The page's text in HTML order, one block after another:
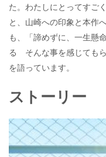
た。わたしにとってすご
と、山崎への印象と本作
も、「諦めずに、一生懸
る そんな事を感じても
を語っています。
ストーリー